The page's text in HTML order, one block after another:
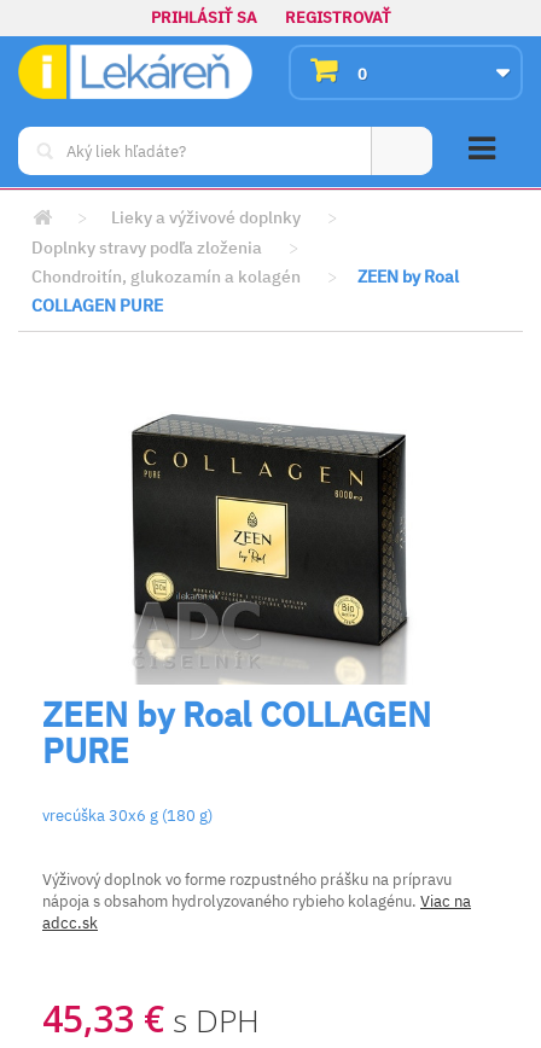
PRIHLÁSIŤ SA REGISTROVAŤ
0
> Lieky a výživové doplnky
>
Doplnky stravy podľa zloženia
>
Chondroitín, glukozamín a kolagén
>
ZEEN by Roal
COLLAGEN PURE
ZEEN by Roal COLLAGEN
PURE
vrecúška 30x6 g (180 g)
Výživový doplnok vo forme rozpustného prášku na prípravu
nápoja s obsahom hydrolyzovaného rybieho kolagénu. Viac na
adcc.sk
45,33 € s DPH